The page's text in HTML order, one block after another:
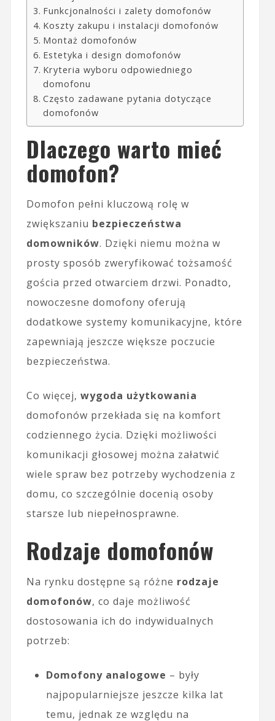
Funkcjonalności i zalety domofonów
Koszty zakupu i instalacji domofonów
Montaż domofonów
Estetyka i design domofonów
Kryteria wyboru odpowiedniego
domofonu
Często zadawane pytania dotyczące
domofonów
Dlaczego warto mieć
domofon?
Domofon pełni kluczową rolę w
zwiększaniu bezpieczeństwa
domowników. Dzięki niemu można w
prosty sposób zweryfikować tożsamość
gościa przed otwarciem drzwi. Ponadto,
nowoczesne domofony oferują
dodatkowe systemy komunikacyjne, które
zapewniają jeszcze większe poczucie
bezpieczeństwa.
Co więcej, wygoda użytkowania
domofonów przekłada się na komfort
codziennego życia. Dzięki możliwości
komunikacji głosowej można załatwić
wiele spraw bez potrzeby wychodzenia z
domu, co szczególnie docenią osoby
starsze lub niepełnosprawne.
Rodzaje domofonów
Na rynku dostępne są różne rodzaje
domofonów, co daje możliwość
dostosowania ich do indywidualnych
potrzeb:
Domofony analogowe – były
najpopularniejsze jeszcze kilka lat
temu, jednak ze względu na